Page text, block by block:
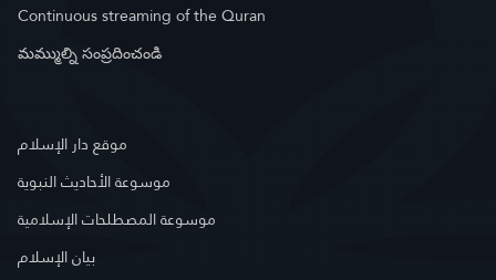
Continuous streaming of the Quran
మమ్ముల్ని సంప్రదించండి
موقع دار الإسلام
موسوعة الأحاديث النبوية
موسوعة المصطلحات الإسلامية
بيان الإسلام